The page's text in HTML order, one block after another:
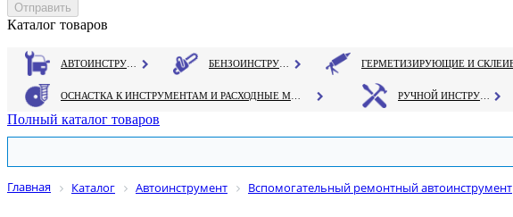
Каталог товаров
Полный каталог товаров
Главная Каталог Автоинструмент Вспомогательный ремонтный автоинструмент